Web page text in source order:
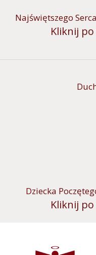
Najświętszego
Kliknij
Dziecka
Kliknij